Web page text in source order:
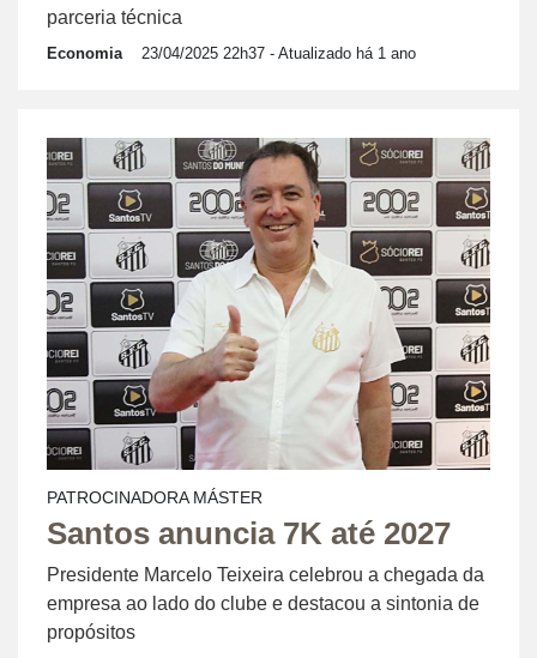
parceria técnica
Economia 23/04/2025 22h37 - Atualizado há 1 ano
PATROCINADORA MÁSTER
Santos anuncia 7K até 2027
Presidente Marcelo Teixeira celebrou a chegada da
empresa ao lado do clube e destacou a sintonia de
propósitos